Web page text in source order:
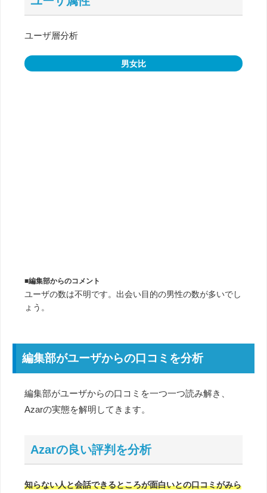
ユーザ層分析
男女比
■編集部からのコメント
ユーザの数は不明です。出会い目的の男性の数が多いでし
ょう。
編集部がユーザからの口コミを分析
編集部がユーザからの口コミを一つ一つ読み解き、
Azarの実態を解明してきます。
Azarの良い評判を分析
知らない人と会話できるところが面白いとの口コミがみら